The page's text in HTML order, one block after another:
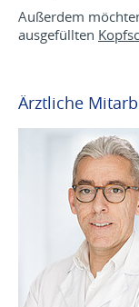
Außerdem
ausgefüllten
Ärztliche